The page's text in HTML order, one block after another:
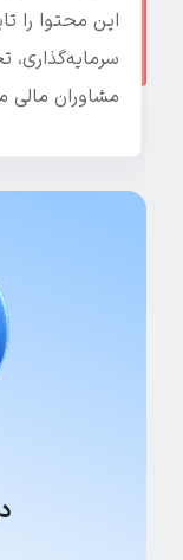
این محتوا را
سرمایه‌گذاری،
مشاوران